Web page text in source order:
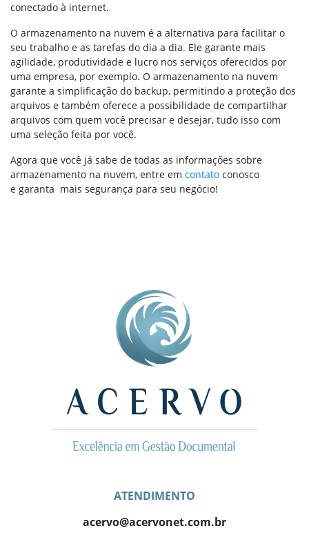
conectado à internet.
O armazenamento na nuvem é a alternativa para facilitar o
seu trabalho e as tarefas do dia a dia. Ele garante mais
agilidade, produtividade e lucro nos serviços oferecidos por
uma empresa, por exemplo. O armazenamento na nuvem
garante a simplificação do backup, permitindo a proteção dos
arquivos e também oferece a possibilidade de compartilhar
arquivos com quem você precisar e desejar, tudo isso com
uma seleção feita por você.
Agora que você já sabe de todas as informações sobre
armazenamento na nuvem, entre em contato conosco
e garanta mais segurança para seu negócio!
ATENDIMENTO
acervo@acervonet.com.br